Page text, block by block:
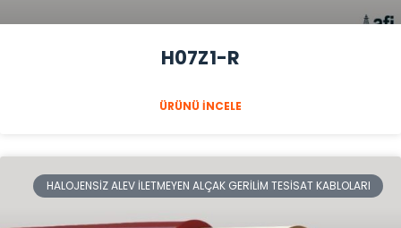
H07Z1-R
ÜRÜNÜ İNCELE
HALOJENSIZ ALEV İLETMEYEN ALÇAK GERILIM TESISAT KABLOLARI